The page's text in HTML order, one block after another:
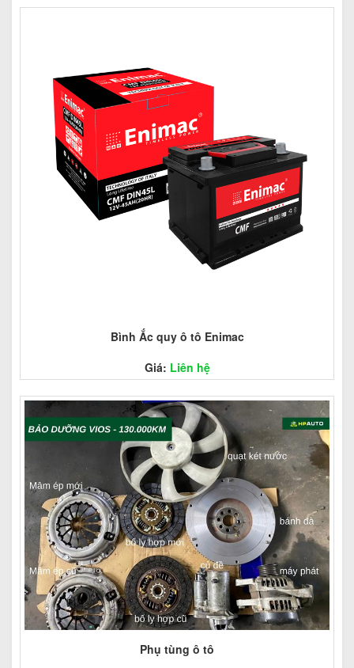
Bình Ắc quy ô tô Enimac
Giá: Liên hệ
Phụ tùng ô tô